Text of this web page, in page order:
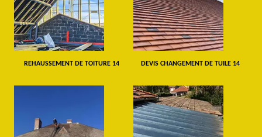
REHAUSSEMENT DE TOITURE 14 DEVIS CHANGEMENT DE TUILE 14